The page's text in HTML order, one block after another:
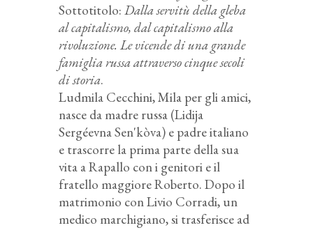
Sottotitolo: Dalla servitù della gleba
al capitalismo, dal capitalismo alla
rivoluzione. Le vicende di una grande
famiglia russa attraverso cinque secoli
di storia.
Ludmila Cecchini, Mila per gli amici,
nasce da madre russa (Lidija
Sergéevna Sen'kòva) e padre italiano
e trascorre la prima parte della sua
vita a Rapallo con i genitori e il
fratello maggiore Roberto. Dopo il
matrimonio con Livio Corradi, un
medico marchigiano, si trasferisce ad